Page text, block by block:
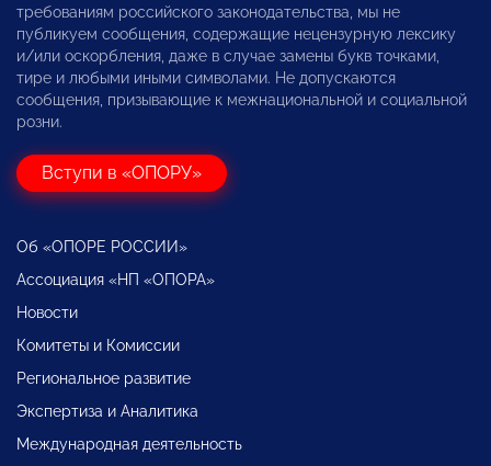
требованиям российского законодательства, мы не
публикуем сообщения, содержащие нецензурную лексику
и/или оскорбления, даже в случае замены букв точками,
тире и любыми иными символами. Не допускаются
сообщения, призывающие к межнациональной и социальной
розни.
Вступи в «ОПОРУ»
Об «ОПОРЕ РОССИИ»
Ассоциация «НП «ОПОРА»
Новости
Комитеты и Комиссии
Региональное развитие
Экспертиза и Аналитика
Международная деятельность